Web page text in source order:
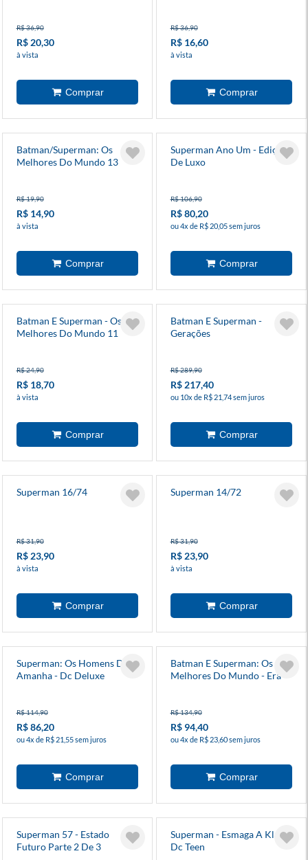
R$ 36,90
R$ 20,30
à vista
R$ 36,90
R$ 16,60
à vista
Batman/Superman: Os
Melhores Do Mundo 13
R$ 19,90
R$ 14,90
à vista
Superman Ano Um - Edição
De Luxo
R$ 106,90
R$ 80,20
ou 4x de R$ 20,05 sem juros
Batman E Superman - Os
Melhores Do Mundo 11
R$ 24,90
R$ 18,70
à vista
Batman E Superman -
Gerações
R$ 289,90
R$ 217,40
ou 10x de R$ 21,74 sem juros
Superman 16/74
R$ 31,90
R$ 23,90
à vista
Superman 14/72
R$ 31,90
R$ 23,90
à vista
Superman: Os Homens Do
Amanha - Dc Deluxe
R$ 114,90
R$ 86,20
ou 4x de R$ 21,55 sem juros
Batman E Superman: Os
Melhores Do Mundo - Era
R$ 134,90
R$ 94,40
ou 4x de R$ 23,60 sem juros
Superman 57 - Estado
Futuro Parte 2 De 3
Superman - Esmaga A Klan -
Dc Teen